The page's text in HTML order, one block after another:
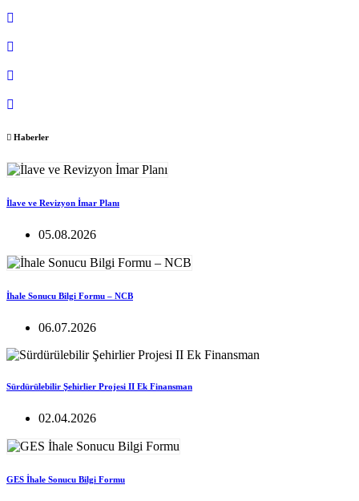
Haberler
İlave ve Revizyon İmar Planı
05.08.2026
İhale Sonucu Bilgi Formu – NCB
06.07.2026
Sürdürülebilir Şehirlier Projesi II Ek Finansman
02.04.2026
GES İhale Sonucu Bilgi Formu